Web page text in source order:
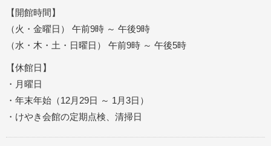
【開館時間】
（火・金曜日） 午前9時 ～ 午後9時
（水・木・土・日曜日） 午前9時 ～ 午後5時
【休館日】
・月曜日
・年末年始（12月29日 ～ 1月3日）
・けやき会館の定期点検、清掃日